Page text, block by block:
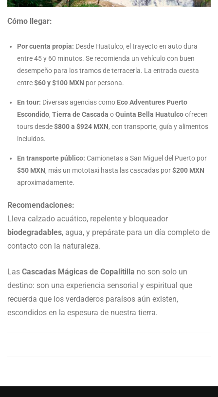
Cómo llegar:
Por cuenta propia: Desde Huatulco, el trayecto en auto dura
entre 45 y 60 minutos. Se recomienda un vehículo con buen
desempeño para los tramos de terracería. La entrada cuesta
entre$60 y $100 MXN por persona.
En tour: Diversas agencias como Eco Adventures Puerto
Escondido, Tierra de Cascada oQuinta Bella Huatulcoofrecen
tours desde$800 a $924 MXN, con transporte, guía y alimentos
incluidos.
En transporte público: Camionetas a San Miguel del Puerto por
$50 MXN, más un mototaxi hasta las cascadas por$200 MXN
aproximadamente.
Recomendaciones:
Lleva calzado acuático, repelente y bloqueador
biodegradables, agua, y prepárate para un día completo de
contacto con la naturaleza.
Las Cascadas Mágicas de Copalitilla no son solo un
destino: son una experiencia sensorial y espiritual que
recuerda que los verdaderos paraísos aún existen,
escondidos en la espesura de nuestra tierra.